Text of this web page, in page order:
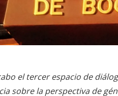
el tercer espacio de
sobre la perspectiva de